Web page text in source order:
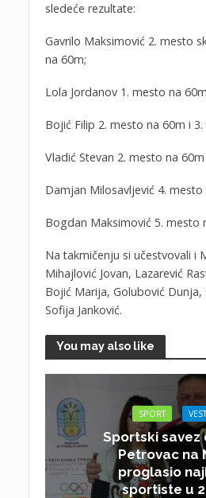
sledeće rezultate:
Gavrilo Maksimović 2. mesto
na 60m;
Lola Jordanov 1. mesto na
Bojić Filip 2. mesto na 60m i
Vladić Stevan 2. mesto na
Damjan Milosavljević 4. mesto
Bogdan Maksimović 5. mesto
Na takmičenju si učestvovali i
Mihajlović Jovan, Lazarević
Bojić Marija, Golubović Dunja,
Sofija Janković.
You may also like
SPORT
Sportski savez
Petrovac na
proglasio
sportiste u